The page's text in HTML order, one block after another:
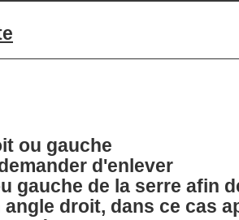
ou gauche
d'enlever
gauche de la serre afin
droit, dans ce cas